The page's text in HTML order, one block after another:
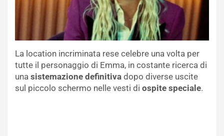
La location incriminata rese celebre una volta per
tutte il personaggio di Emma, in costante ricerca di
una sistemazione definitiva dopo diverse uscite
sul piccolo schermo nelle vesti di ospite speciale.